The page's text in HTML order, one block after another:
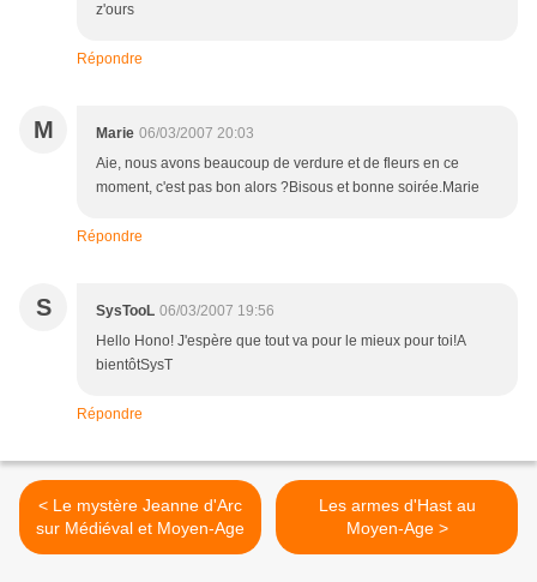
z'ours
Répondre
M Marie 06/03/2007 20:03
Aie, nous avons beaucoup de verdure et de fleurs en ce
moment, c'est pas bon alors ?Bisous et bonne soirée.Marie
Répondre
S SysTooL 06/03/2007 19:56
Hello Hono! J'espère que tout va pour le mieux pour toi!A
bientôtSysT
Répondre
< Le mystère Jeanne d'Arc
sur Médiéval et Moyen-Age
Les armes d'Hast au
Moyen-Age >